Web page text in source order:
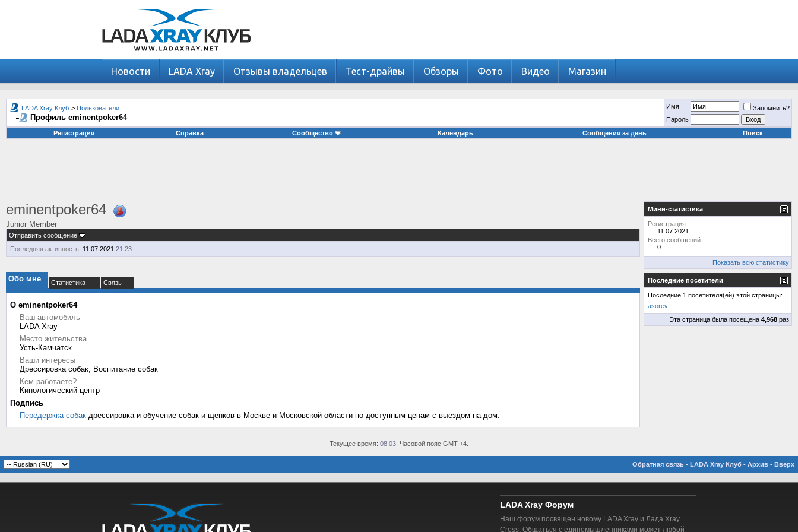
Новости LADA Xray Отзывы владельцев Тест-драйвы Обзоры Фото Видео Магазин
LADA Xray Клуб > Пользователи
Профиль eminentpoker64
Имя
Запомнить?
Пароль
Регистрация
Справка Сообщество Календарь Сообщения за день Поиск
eminentpoker64
Junior Member
Отправить сообщение
Последняя активность: 11.07.2021 21:23
Обо мне Статистика Связь
О eminentpoker64
Ваш автомобиль
LADA Xray
Место жительства
Усть-Камчатск
Ваши интересы
Дрессировка собак, Воспитание собак
Кем работаете?
Кинологический центр
Подпись
Передержка собак дрессировка и обучение собак и щенков в Москве и Московской области по доступным ценам с выездом на дом.
Мини-статистика
Регистрация
11.07.2021
Всего сообщений
0
Показать всю статистику
Последние посетители
Последние 1 посетителя(ей) этой страницы:
asorev
Эта страница была посещена 4,968 раз
Текущее время: 08:03 . Часовой пояс GMT +4.
Обратная связь - LADA Xray Клуб - Архив - Вверх
LADA Xray Форум
Наш форум посвящен новому LADA Xray и Лада Xray
Cross. Общаться с единомышленниками может любой